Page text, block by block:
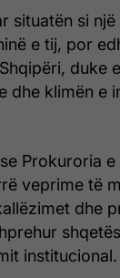
situatën si
e tij, por
duke
dhe klimën e
Prokuroria e
veprime të
dhe
institucional.